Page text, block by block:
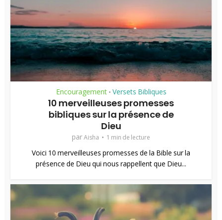
Encouragement • Versets Bibliques
10 merveilleuses promesses
bibliques sur la présence de
Dieu
parAisha 1 min de lecture
Voici 10 merveilleuses promesses de la Bible sur la
présence de Dieu qui nous rappellent que Dieu...